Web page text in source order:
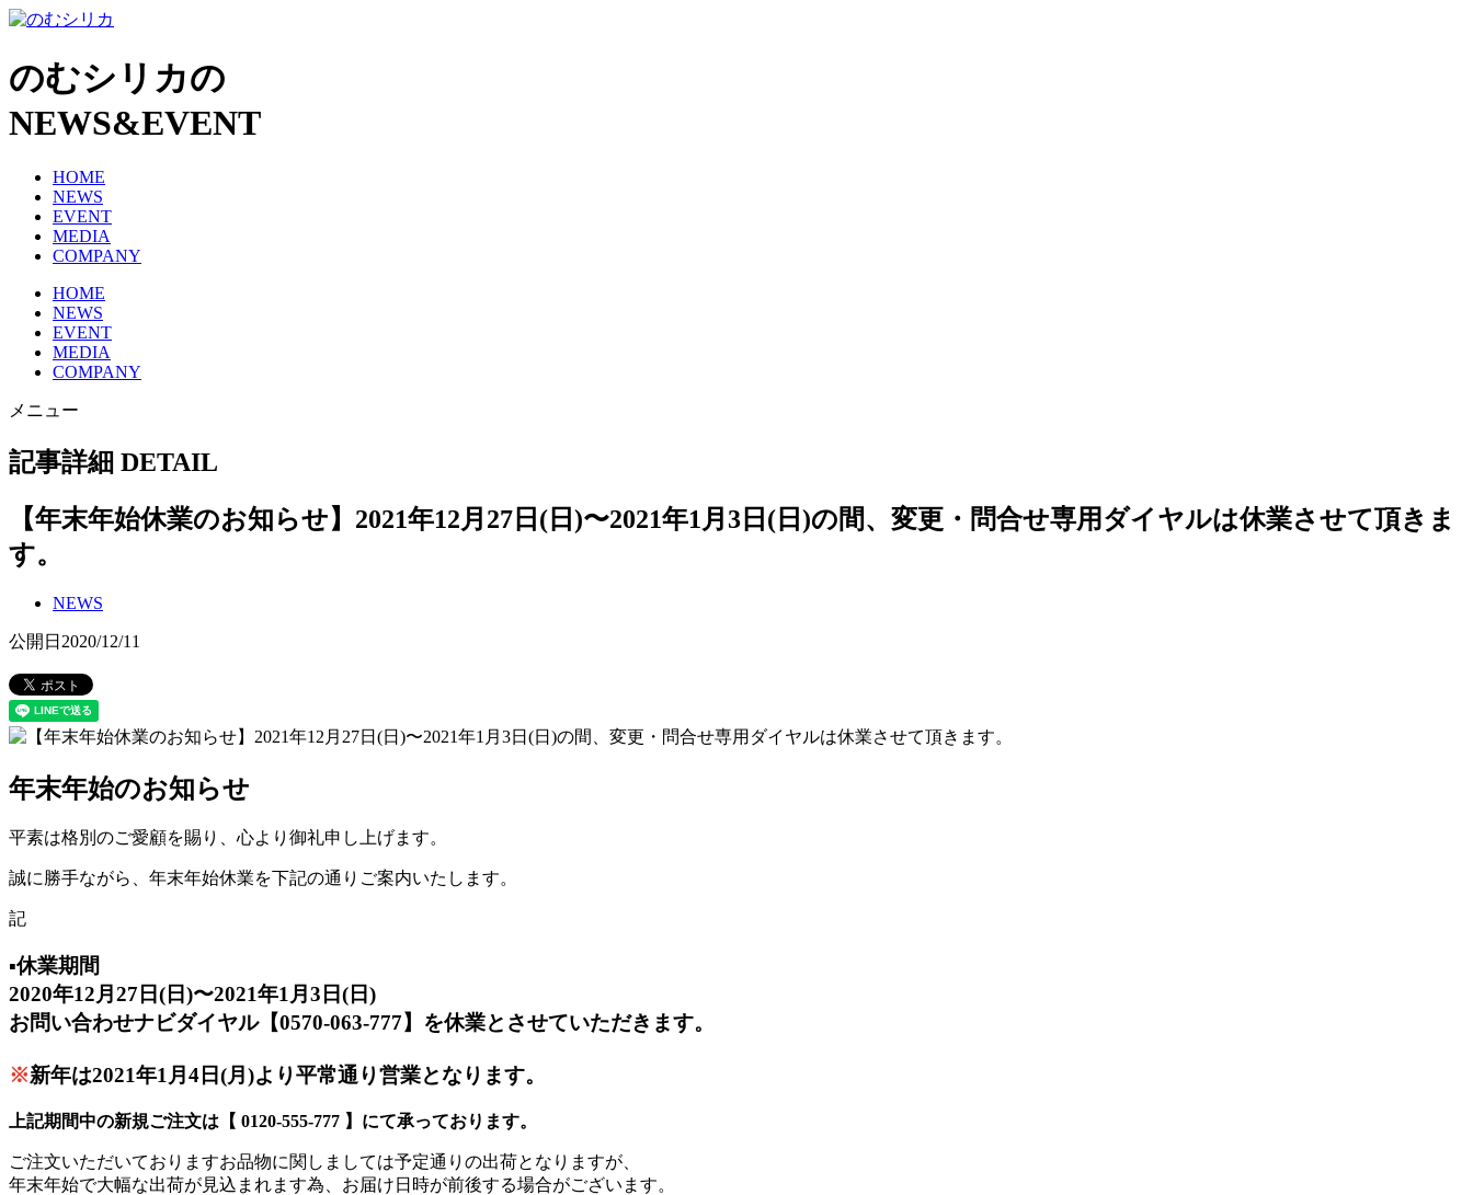
のむシリカの
NEWS&EVENT
HOME
NEWS
EVENT
MEDIA
COMPANY
HOME
NEWS
EVENT
MEDIA
COMPANY
メニュー
記事詳細 DETAIL
【年末年始休業のお知らせ】2021年12月27日(日)〜2021年1月3日(日)の間、変更・問合せ専用ダイヤルは休業させて頂きま
す。
NEWS
公開日 2020/12/11
年末年始のお知らせ
平素は格別のご愛顧を賜り、心より御礼申し上げます。
誠に勝手ながら、年末年始休業を下記の通りご案内いたします。
記
▪休業期間
2020年12月27日(日)〜2021年1月3日(日)
お問い合わせナビダイヤル【0570-063-777】を休業とさせていただきます。
※新年は2021年1月4日(月)より平常通り営業となります。
上記期間中の新規ご注文は【 0120-555-777 】にて承っております。
ご注文いただいておりますお品物に関しましては予定通りの出荷となりますが、
年末年始で大幅な出荷が見込まれます為、お届け日時が前後する場合がございます。